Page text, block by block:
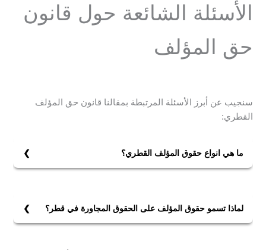
الأسئلة الشائعة حول قانون
حق المؤلف
سنجيب عن أبرز الأسئلة المرتبطة بمقالنا قانون حق المؤلف
القطري:
ما هي انواع حقوق المؤلف القطري؟
1- استنساخ المصنف، (النشر المطبعي أو التسجيل الصوتي).
لماذا تسمو حقوق المؤلف على الحقوق المجاورة في قطر؟